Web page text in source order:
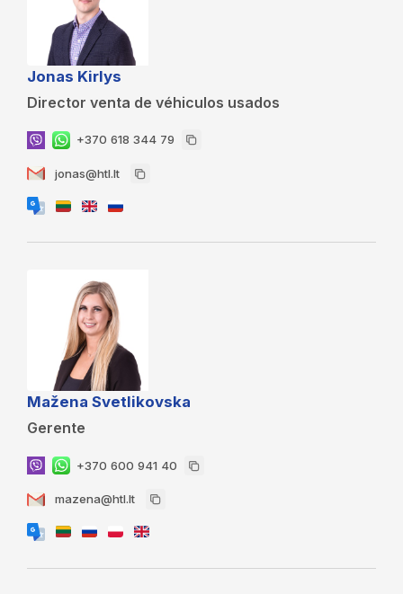
Jonas Kirlys
Director venta de véhiculos usados
+370 618 344 79
jonas@htl.lt
Mažena Svetlikovska
Gerente
+370 600 941 40
mazena@htl.lt